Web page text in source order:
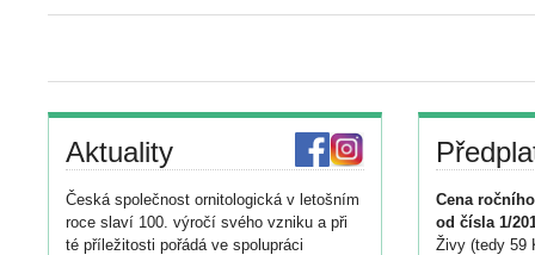
Aktuality
Česká společnost ornitologická v letošním
roce slaví 100. výročí svého vzniku a při
té příležitosti pořádá ve spolupráci
Cena
od čísla 1/
Živy (tedy 59